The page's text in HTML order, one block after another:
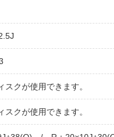
スクが使用できます。
スクが使用できます。